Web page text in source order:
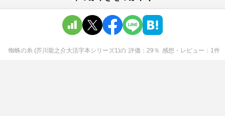
蜘蛛の糸 (芥川龍之介大活字本シリーズ1)の 評価 29 ％ 感想・レビュー 1件